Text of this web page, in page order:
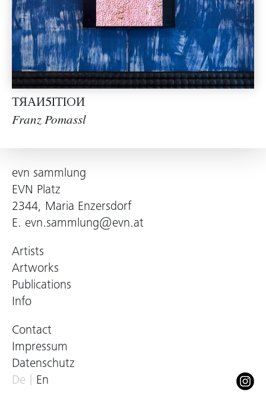
ТЯАИ5IТIOИ
Franz Pomassl
evn sammlung
EVN Platz
2344, Maria Enzersdorf
E. evn.sammlung@evn.at
Artists
Artworks
Publications
Info
Contact
Impressum
Datenschutz
De
En